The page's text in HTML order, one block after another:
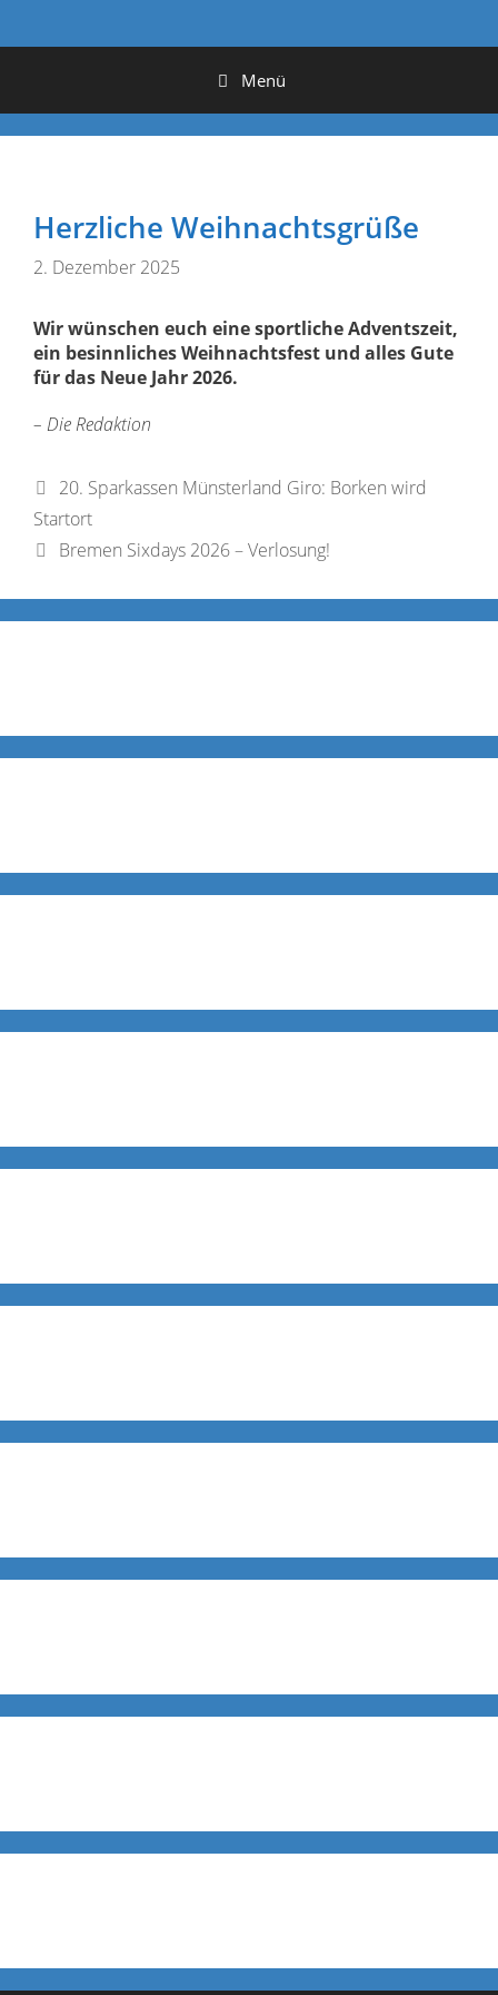
Menü
Herzliche Weihnachtsgrüße
2. Dezember 2025
Wir wünschen euch eine sportliche Adventszeit,
ein besinnliches Weihnachtsfest und alles Gute
für das Neue Jahr 2026.
– Die Redaktion
20. Sparkassen Münsterland Giro: Borken wird
Startort
Bremen Sixdays 2026 – Verlosung!